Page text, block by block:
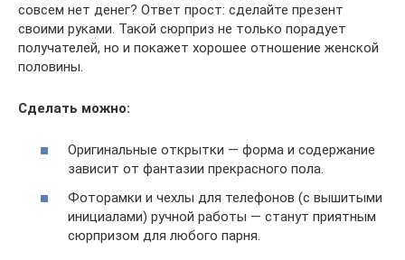
совсем нет денег? Ответ прост: сделайте презент
своими руками. Такой сюрприз не только порадует
получателей, но и покажет хорошее отношение женской
половины.
Сделать можно:
Оригинальные открытки — форма и содержание
зависит от фантазии прекрасного пола.
Фоторамки и чехлы для телефонов (с вышитыми
инициалами) ручной работы — станут приятным
сюрпризом для любого парня.